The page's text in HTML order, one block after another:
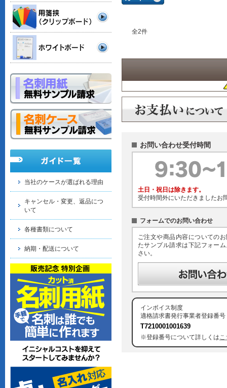
全2件
お問い合わせ受付時間
土日・祝日は除きます。
受付時間外にいただきましたお
フォームでのお問い合わせ
ご注文や商品内容についての
たサンプル請求は下記フォー
さい。
インボイス制度
適格請求書発行事業者登録番号
T7210001001639
※登録番号について詳しくは
当社のケースが選ばれる理由
キャンセル・変更、返品につ
いて
各種書類について
納期・配送について